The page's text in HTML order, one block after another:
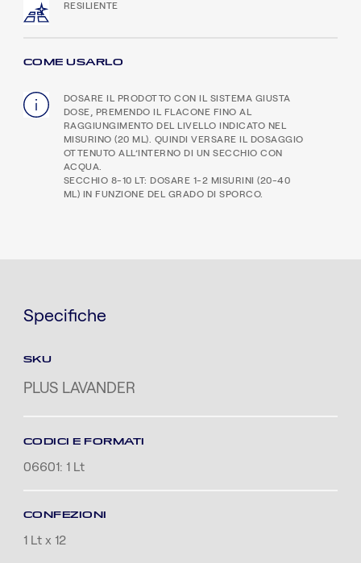
RESILIENTE
COME USARLO
DOSARE IL PRODOTTO CON IL SISTEMA GIUSTA
DOSE, PREMENDO IL FLACONE FINO AL
RAGGIUNGIMENTO DEL LIVELLO INDICATO NEL
MISURINO (20 ML). QUINDI VERSARE IL DOSAGGIO
OTTENUTO ALL’INTERNO DI UN SECCHIO CON
ACQUA.
SECCHIO 8-10 LT: DOSARE 1-2 MISURINI (20-40
ML) IN FUNZIONE DEL GRADO DI SPORCO.
Specifiche
SKU
PLUS LAVANDER
CODICI E FORMATI
06601: 1 Lt
CONFEZIONI
1 Lt x 12